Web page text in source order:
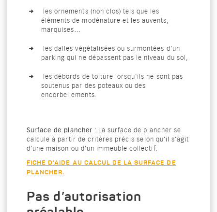
les ornements (non clos) tels que les
éléments de modénature et les auvents,
marquises…
les dalles végétalisées ou surmontées d’un
parking qui ne dépassent pas le niveau du sol,
les débords de toiture lorsqu’ils ne sont pas
soutenus par des poteaux ou des
encorbellements.
Surface de plancher : La surface de plancher se
calcule à partir de critères précis selon qu’il s’agit
d’une maison ou d’un immeuble collectif.
FICHE D’AIDE AU CALCUL DE LA SURFACE DE
PLANCHER.
Pas d’autorisation